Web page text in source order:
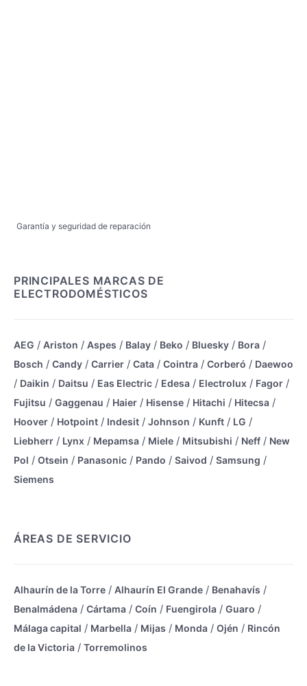
Garantía y seguridad de reparación
PRINCIPALES MARCAS DE
ELECTRODOMÉSTICOS
AEG / Ariston / Aspes / Balay / Beko / Bluesky / Bora /
Bosch / Candy / Carrier / Cata / Cointra / Corberó / Daewoo
/ Daikin / Daitsu / Eas Electric / Edesa / Electrolux / Fagor /
Fujitsu / Gaggenau / Haier / Hisense / Hitachi / Hitecsa /
Hoover / Hotpoint / Indesit / Johnson / Kunft / LG /
Liebherr / Lynx / Mepamsa / Miele / Mitsubishi / Neff / New
Pol / Otsein / Panasonic / Pando / Saivod / Samsung /
Siemens
ÁREAS DE SERVICIO
Alhaurín de la Torre / Alhaurín El Grande / Benahavís /
Benalmádena / Cártama / Coín / Fuengirola / Guaro /
Málaga capital / Marbella / Mijas / Monda / Ojén / Rincón
de la Victoria / Torremolinos